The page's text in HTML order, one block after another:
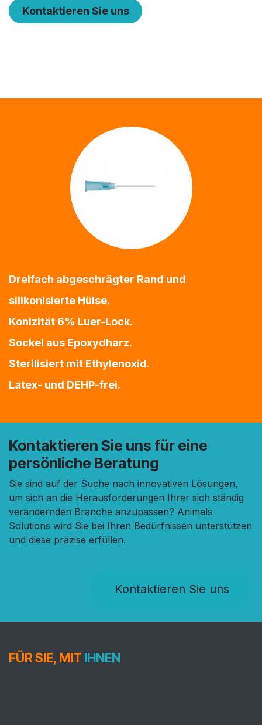
Kontaktieren Sie uns
Dreifach abgeschrägter Rand und
silikonisierte Hülse.
Konizität 6% Luer-Lock.
Sockel aus Epoxydharz.
Sterilisiert mit Ethylenoxid.
Latex- und DEHP-frei.
Kontaktieren Sie uns für eine
persönliche Beratung
Sie sind auf der Suche nach innovativen Lösungen,
um sich an die Herausforderungen Ihrer sich ständig
verändernden Branche anzupassen? Animals
Solutions wird Sie bei Ihren Bedürfnissen unterstützen
und diese präzise erfüllen.
Kontaktieren Sie uns
FÜR SIE, MIT IHNEN